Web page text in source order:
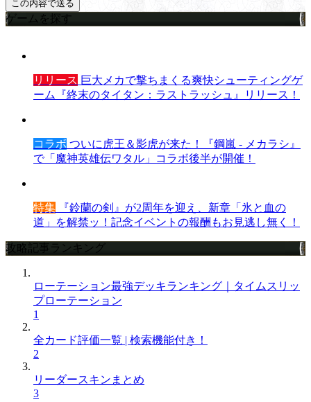
ゲームを探す
リリース 巨大メカで撃ちまくる爽快シューティングゲ
ーム『終末のタイタン：ラストラッシュ』リリース！
コラボ ついに虎王＆影虎が来た！『鋼嵐 - メカラシ』
で「魔神英雄伝ワタル」コラボ後半が開催！
特集 『鈴蘭の剣』が2周年を迎え、新章「氷と血の
道」を解禁ッ！記念イベントの報酬もお見逃し無く！
攻略記事ランキング
ローテーション最強デッキランキング｜タイムスリッ
プローテーション
1
全カード評価一覧 | 検索機能付き！
2
リーダースキンまとめ
3